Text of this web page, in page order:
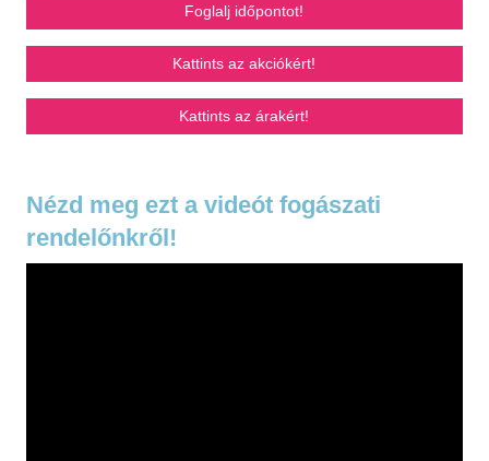
Foglalj időpontot!
Kattints az akciókért!
Kattints az árakért!
Nézd meg ezt a videót fogászati
rendelőnkről!